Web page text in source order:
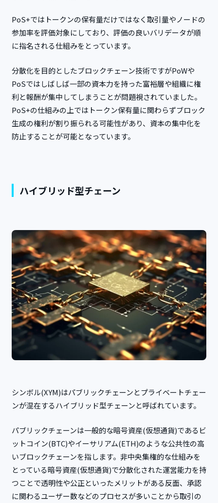
PoS+ではトークンの保有量だけではなく取引量やノードの
参加率を評価対象にしており、評価の良いバリデータが順
に指名される仕組みをとっています。
分散化を目的としたブロックチェーン技術ですがPoWや
PoSではしばしば一部の資本力を持った富裕層や組織に権
利と報酬が集中してしまうことが問題視されていました。
PoS+の仕組みの上ではトークン保有量に関わらずブロック
生成の権利が割り振られる可能性があり、資本の集中化を
防止することが可能となっています。
ハイブリッド型チェーン
シンボル(XYM)はパブリックチェーンとプライベートチェー
ンが混在するハイブリッド型チェーンと呼ばれています。
パブリックチェーンは一般的な暗号資産(仮想通貨)であるビ
ットコイン(BTC)やイーサリアム(ETH)のような公共性の高
いブロックチェーンを指します。非中央集権的な仕組みを
とっている暗号資産(仮想通貨)で分散化された運営能力を持
つことで透明性や公正といったメリットがある反面、承認
に関わるユーザー数などのプロセスが多いことから取引の